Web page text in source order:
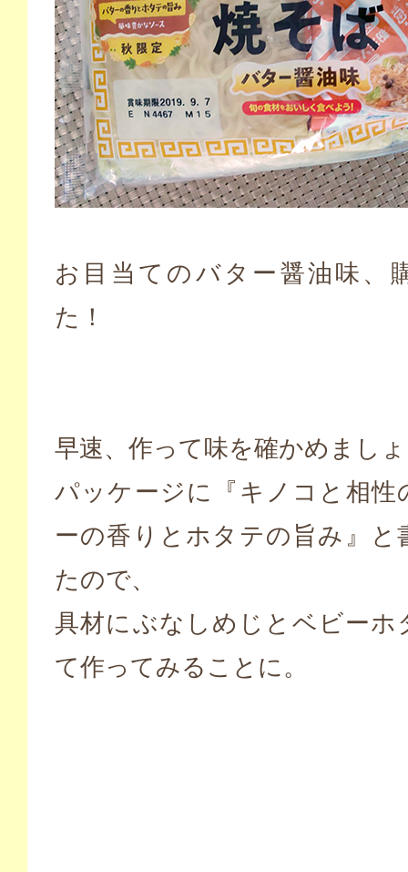
お目当てのバター醤油味、
た！
早速、作って味を確かめまし
パッケージに『キノコと相性
ーの香りとホタテの旨み』と
たので、
具材にぶなしめじとベビーホ
て作ってみることに。